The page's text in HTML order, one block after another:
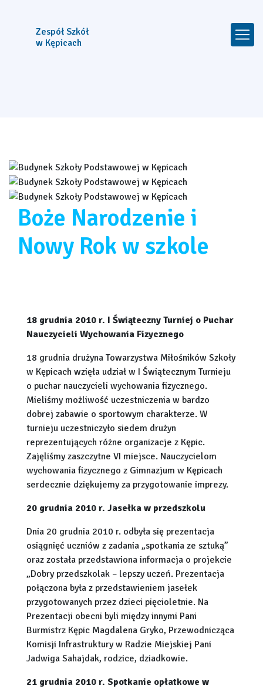
Zespół Szkół
w Kępicach
Boże Narodzenie i
Nowy Rok w szkole
18 grudnia 2010 r. I Świąteczny Turniej o Puchar
Nauczycieli Wychowania Fizycznego
18 grudnia drużyna Towarzystwa Miłośników Szkoły
w Kępicach wzięła udział w I Świątecznym Turnieju
o puchar nauczycieli wychowania fizycznego.
Mieliśmy możliwość uczestniczenia w bardzo
dobrej zabawie o sportowym charakterze. W
turnieju uczestniczyło siedem drużyn
reprezentujących różne organizacje z Kępic.
Zajęliśmy zaszczytne VI miejsce. Nauczycielom
wychowania fizycznego z Gimnazjum w Kępicach
serdecznie dziękujemy za przygotowanie imprezy.
20 grudnia 2010 r. Jasełka w przedszkolu
Dnia 20 grudnia 2010 r. odbyła się prezentacja
osiągnięć uczniów z zadania „spotkania ze sztuką”
oraz została przedstawiona informacja o projekcie
„Dobry przedszkolak – lepszy uczeń. Prezentacja
połączona była z przedstawieniem jasełek
przygotowanych przez dzieci pięcioletnie. Na
Prezentacji obecni byli między innymi Pani
Burmistrz Kępic Magdalena Gryko, Przewodnicząca
Komisji Infrastruktury w Radzie Miejskiej Pani
Jadwiga Sahajdak, rodzice, dziadkowie.
21 grudnia 2010 r. Spotkanie opłatkowe w